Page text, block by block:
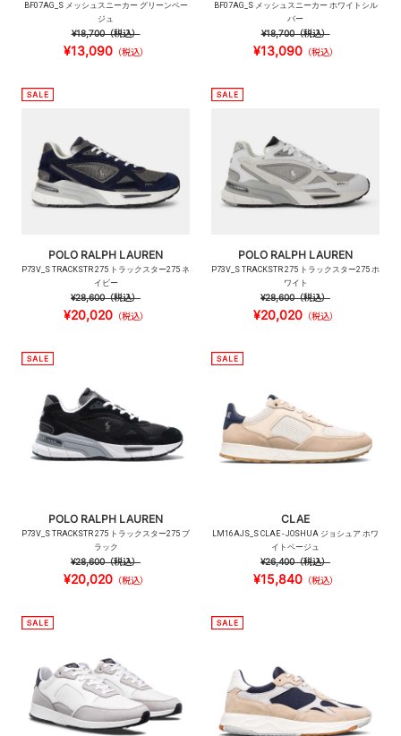
BF07AG_S メッシュスニーカー グリーンベー
ジュ
¥18,700（税込）
¥13,090（税込）
BF07AG_S メッシュスニーカー ホワイトシル
バー
¥18,700（税込）
¥13,090（税込）
POLO RALPH LAUREN
P73V_S TRACKSTR 275 トラックスター275 ネ
イビー
¥28,600（税込）
¥20,020（税込）
POLO RALPH LAUREN
P73V_S TRACKSTR 275 トラックスター275 ホ
ワイト
¥28,600（税込）
¥20,020（税込）
POLO RALPH LAUREN
P73V_S TRACKSTR 275 トラックスター275 ブ
ラック
¥28,600（税込）
¥20,020（税込）
CLAE
LM16AJS_S CLAE - JOSHUA ジョシュア ホワ
イトベージュ
¥26,400（税込）
¥15,840（税込）